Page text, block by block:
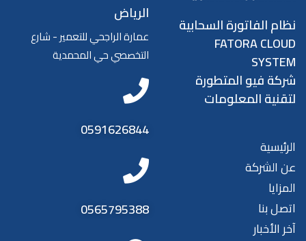
نظام الفاتورة السحابية
FATORA CLOUD
SYSTEM
شركة فيو المتطورة
لتقنية المعلومات
الرئيسية
عن الشركة
المزايا
اتصل بنا
آخر الأخبار
الرياض
عمارة الراجحي للتعمير - شارع
التخصصي حي المحمدية
0591626844
0565795388